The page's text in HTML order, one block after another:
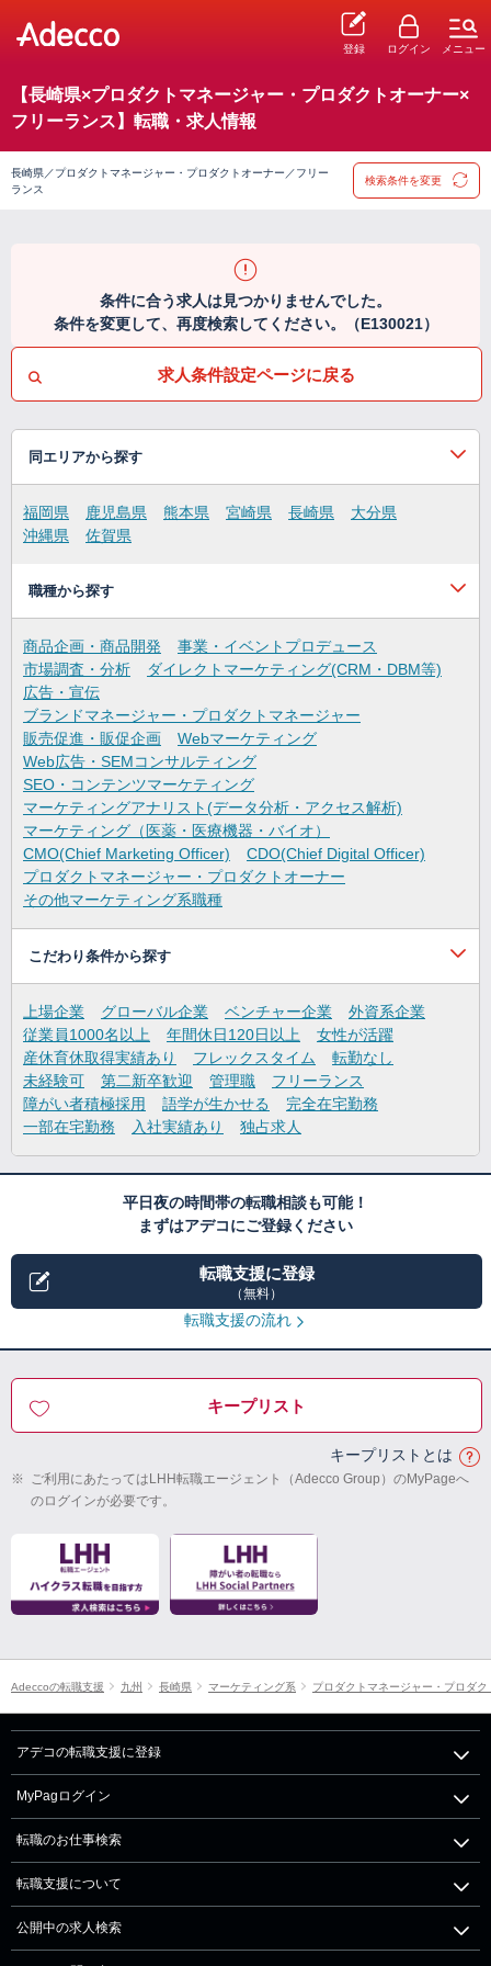
登録 ログイン メニュー
【長崎県×プロダクトマネージャー・プロダクトオーナー×
フリーランス】転職・求人情報
長崎県／プロダクトマネージャー・プロダクトオーナー／フリー
ランス
検索条件を変更
条件に合う求人は見つかりませんでした。
条件を変更して、再度検索してください。（E130021）
求人条件設定ページに戻る
同エリアから探す
福岡県 鹿児島県 熊本県 宮崎県 長崎県
大分県
沖縄県
佐賀県
職種から探す
商品企画・商品開発
事業・イベントプロデュース
市場調査・分析
ダイレクトマーケティング(CRM・DBM等)
広告・宣伝
ブランドマネージャー・プロダクトマネージャー
販売促進・販促企画
Webマーケティング
Web広告・SEMコンサルティング
SEO・コンテンツマーケティング
マーケティングアナリスト(データ分析・アクセス解析)
マーケティング（医薬・医療機器・バイオ）
CMO(Chief Marketing Officer)
CDO(Chief Digital Officer)
プロダクトマネージャー・プロダクトオーナー
その他マーケティング系職種
こだわり条件から探す
上場企業 グローバル企業 ベンチャー企業
外資系企業
従業員1000名以上
年間休日120日以上
女性が活躍
産休育休取得実績あり
フレックスタイム
転勤なし
未経験可
第二新卒歓迎 管理職
フリーランス
障がい者積極採用
語学が生かせる
完全在宅勤務
一部在宅勤務
入社実績あり 独占求人
平日夜の時間帯の転職相談も可能！
まずはアデコにご登録ください
転職支援に登録
（無料）
転職支援の流れ
キープリスト
キープリストとは
※ ご利用にあたってはLHH転職エージェント（Adecco Group）のMyPageへ
のログインが必要です。
Adeccoの転職支援 九州 長崎県 マーケティング系 プロダクトマネージャー・プロダク
アデコの転職支援に登録
MyPagログイン
転職のお仕事検索
転職支援について
公開中の求人検索